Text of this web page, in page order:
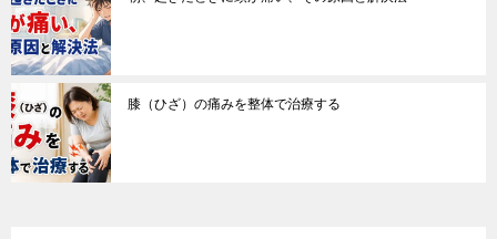
膝（ひざ）の痛みを整体で治療する